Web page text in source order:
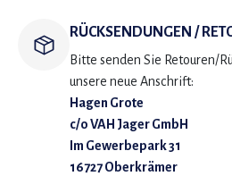
RÜCKSENDUNGEN /
Bitte senden Sie Retouren/
unsere neue Anschrift:
Hagen Grote
c/o VAH Jager GmbH
Im Gewerbepark 31
16727 Oberkrämer